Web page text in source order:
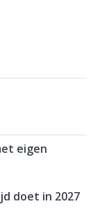
eigen
doet in 2027